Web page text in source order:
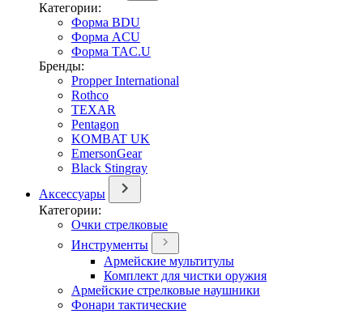
Категории:
Форма BDU
Форма ACU
Форма TAC.U
Бренды:
Propper International
Rothco
TEXAR
Pentagon
KOMBAT UK
EmersonGear
Black Stingray
Аксессуары
Категории:
Очки стрелковые
Инструменты
Армейские мультитулы
Комплект для чистки оружия
Армейские стрелковые наушники
Фонари тактические